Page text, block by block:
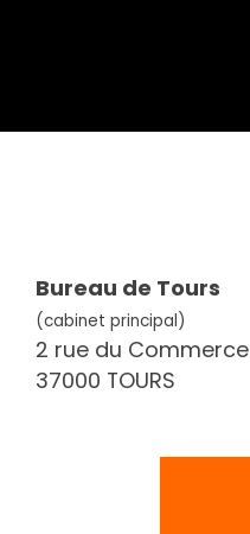
Bureau de Tours
(cabinet principal)
2 rue du Commerce
37000 TOURS